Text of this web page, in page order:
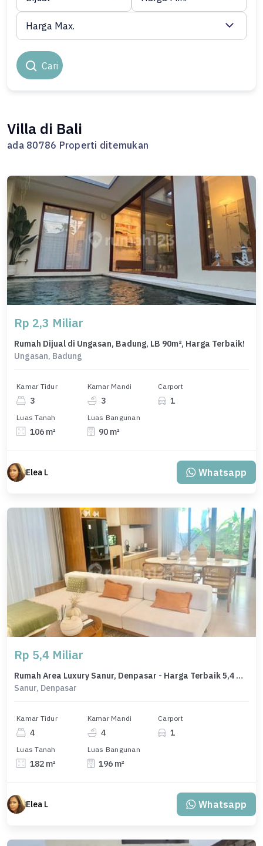
Cari
Harga Max.
Villa di Bali
ada 80786 Properti ditemukan
Rp 2,3 Miliar
Rumah Dijual di Ungasan, Badung, LB 90m², Harga Terbaik!
Ungasan, Badung
Kamar Tidur
3
Kamar Mandi
3
Carport
1
Luas Tanah
106 m²
Luas Bangunan
90 m²
Elea L Whatsapp
Rp 5,4 Miliar
Rumah Area Luxury Sanur, Denpasar - Harga Terbaik 5,4 Miliar
Sanur, Denpasar
Kamar Tidur
4
Kamar Mandi
4
Carport
1
Luas Tanah
182 m²
Luas Bangunan
196 m²
Elea L Whatsapp